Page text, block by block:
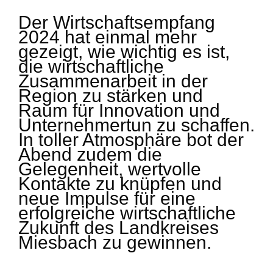
Der Wirtschaftsempfang
2024 hat einmal mehr
gezeigt, wie wichtig es ist,
die wirtschaftliche
Zusammenarbeit in der
Region zu stärken und
Raum für Innovation und
Unternehmertun zu schaffen.
In toller Atmosphäre bot der
Abend zudem die
Gelegenheit, wertvolle
Kontakte zu knüpfen und
neue Impulse für eine
erfolgreiche wirtschaftliche
Zukunft des Landkreises
Miesbach zu gewinnen.